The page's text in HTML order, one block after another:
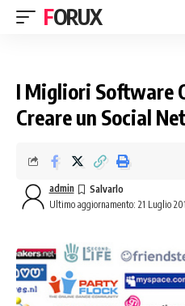
FORUX
I Migliori Software
Creare un Social
Ultimo aggiornamento: 21 Luglio
admin